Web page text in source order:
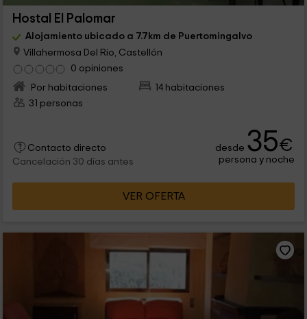
Hostal El Palomar
Alojamiento ubicado a 7.7km de Puertomingalvo
Villahermosa Del Rio, Castellón
0 opiniones
Por habitaciones
14 habitaciones
31 personas
Contacto directo
Cancelación 30 días antes
desde 35€
persona y noche
VER OFERTA